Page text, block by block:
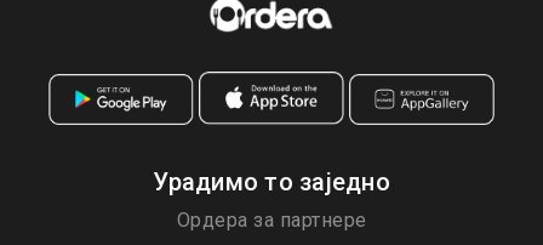
Урадимо то заједно
Ордера за партнере